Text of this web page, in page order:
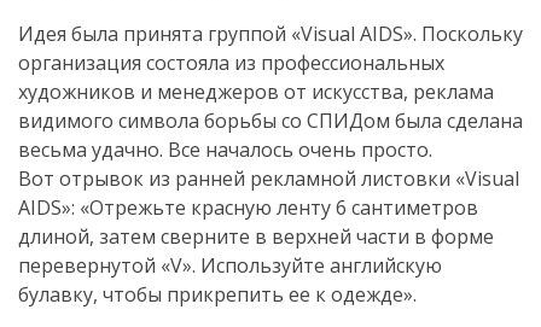
Идея была принята группой «Visual AIDS». Поскольку
организация состояла из профессиональных
художников и менеджеров от искусства, реклама
видимого символа борьбы со СПИДом была сделана
весьма удачно. Все началось очень просто.
Вот отрывок из ранней рекламной листовки «Visual
AIDS»: «Отрежьте красную ленту 6 сантиметров
длиной, затем сверните в верхней части в форме
перевернутой «V». Используйте английскую
булавку, чтобы прикрепить ее к одежде».